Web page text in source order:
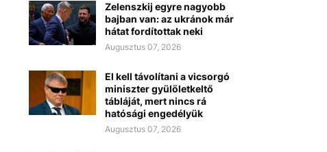
Zelenszkij egyre nagyobb
bajban van: az ukránok már
hátat fordítottak neki
Augusztus 07, 2026
El kell távolítani a vicsorgó
miniszter gyülöletkeltő
tábláját, mert nincs rá
hatósági engedélyük
Augusztus 07, 2026